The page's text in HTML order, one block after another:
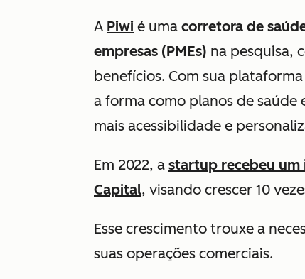
A Piwi é uma corretora de
empresas (PMEs) na pesquisa,
benefícios. Com sua
a forma como planos de
mais acessibilidade e
Em 2022, a startup recebeu um
Capital, visando crescer 10
Esse crescimento trouxe a
suas operações comerciais.